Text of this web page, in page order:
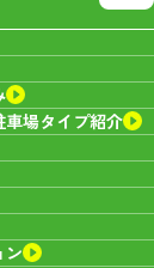
車場タイプ紹介
ン